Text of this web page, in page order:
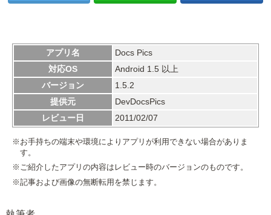
アプリ名
Docs Pics
対応OS
Android 1.5 以上
バージョン
1.5.2
提供元
DevDocsPics
レビュー日
2011/02/07
※お手持ちの端末や環境によりアプリが利用できない場合がありま
す。
※ご紹介したアプリの内容はレビュー時のバージョンのものです。
※記事および画像の無断転用を禁じます。